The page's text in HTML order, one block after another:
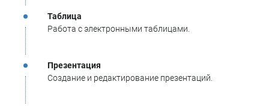
Таблица
Работа с электронными таблицами.
Презентация
Создание и редактирование презентаций.